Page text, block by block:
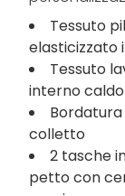
Tessuto
elasticizzato
Tessuto
interno caldo
colletto
2 tasche
petto con